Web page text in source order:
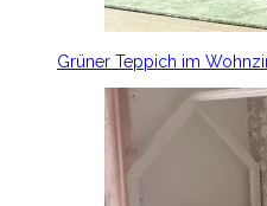
Grüner Teppich im